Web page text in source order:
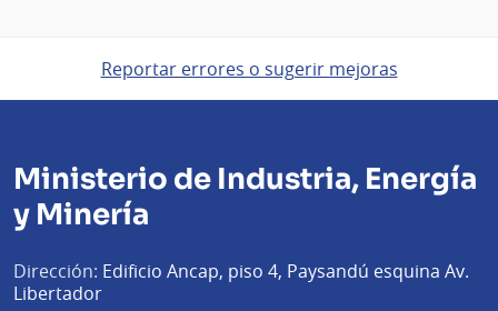
Reportar errores o sugerir mejoras
Ministerio de Industria, Energía
y Minería
Dirección: Edificio Ancap, piso 4, Paysandú esquina Av.
Libertador